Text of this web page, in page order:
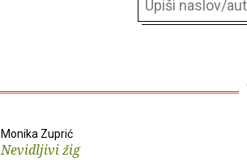
Monika Zuprić
Nevidljivi žig